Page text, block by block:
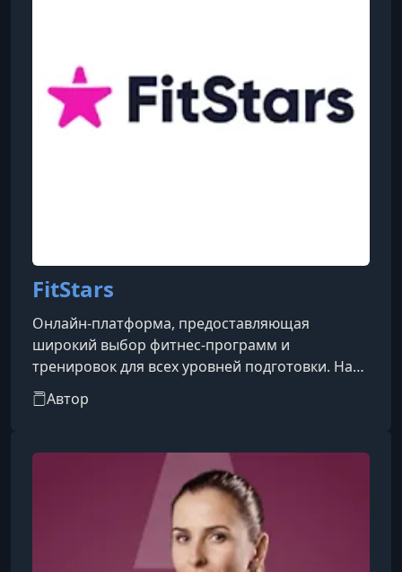
FitStars
Онлайн-платформа, предоставляющая
широкий выбор фитнес-программ и
тренировок для всех уровней подготовки. На
сайте вы найдете разнообразные курсы по
йоге, пилатесу, кардио и силовым
программы для похудения и поддержания
здоровья. FitStars предлагает как короткие
тренировки, так и полноценные фитнес-курсы,
которые можно выполнять дома без
специального оборудования. Все программы
разработаны опытными тренерами и вкл
Автор